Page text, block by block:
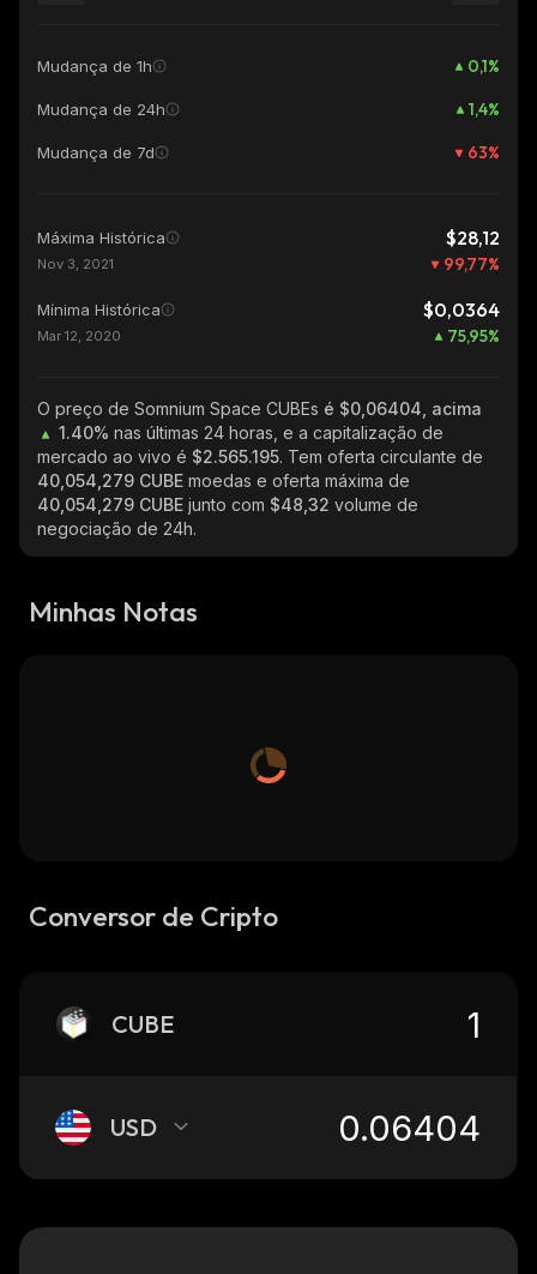
Mudança de 1h 0,1%
Mudança de 24h 1,4%
Mudança de 7d 63%
Máxima Histórica $28,12
Nov 3, 2021 99,77%
Mínima Histórica $0,0364
Mar 12, 2020 75,95%
O preço de Somnium Space CUBEs é $0,06404, acima
1.40% nas últimas 24 horas, e a capitalização de
mercado ao vivo é $2.565.195. Tem oferta circulante de
40,054,279 CUBE moedas e oferta máxima de
40,054,279 CUBE junto com $48,32 volume de
negociação de 24h.
Minhas Notas
Conversor de Cripto
CUBE
USD